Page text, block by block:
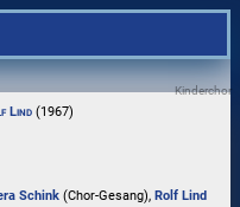
Kinderchor
Lind (1967)
Schink (Chor-Gesang), Rolf Lind